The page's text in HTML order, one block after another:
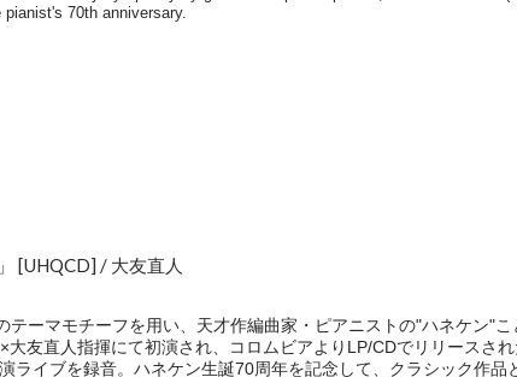
[UHQCD] / 大友直人
テーマモチーフを用い、天才作編曲家・ピアニストの"ハネケン"
友直人指揮にて初演され、コロムビアよりLP/CDでリリースさ
ライブを録音。ハネケン生誕70周年を記念して、クラシック作